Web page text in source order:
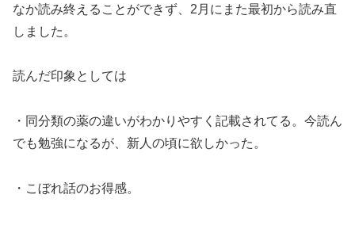
なか読み終えることができず、2月にまた最初から読み直
しました。
読んだ印象としては
・同分類の薬の違いがわかりやすく記載されてる。今読ん
でも勉強になるが、新人の頃に欲しかった。
・こぼれ話のお得感。